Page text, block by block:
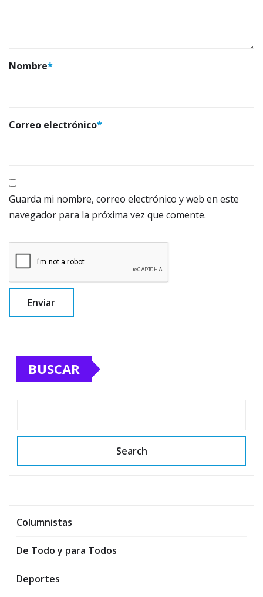
Nombre*
Correo electrónico*
Guarda mi nombre, correo electrónico y web en este
navegador para la próxima vez que comente.
BUSCAR
Search
Columnistas
De Todo y para Todos
Deportes